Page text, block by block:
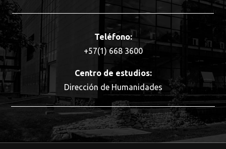
Teléfono:
+57(1) 668 3600
Centro de estudios:
Dirección de Humanidades